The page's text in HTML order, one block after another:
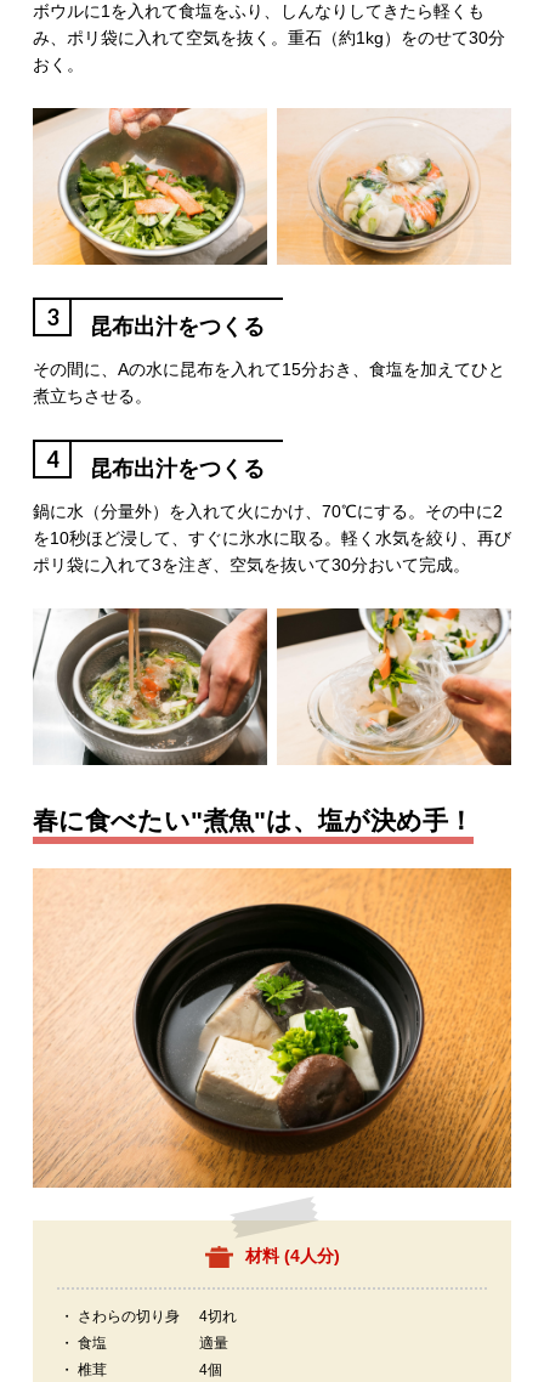
ボウルに1を入れて食塩をふり、しんなりしてきたら軽くも
み、ポリ袋に入れて空気を抜く。重石（約1kg）をのせて30分
おく。
3 昆布出汁をつくる
その間に、Aの水に昆布を入れて15分おき、食塩を加えてひと
煮立ちさせる。
4 昆布出汁をつくる
鍋に水（分量外）を入れて火にかけ、70℃にする。その中に2
を10秒ほど浸して、すぐに氷水に取る。軽く水気を絞り、再び
ポリ袋に入れて3を注ぎ、空気を抜いて30分おいて完成。
春に食べたい"煮魚"は、塩が決め手！
材料 (4人分)
・ さわらの切り身
4切れ
・ 食塩
適量
・ 椎茸
4個